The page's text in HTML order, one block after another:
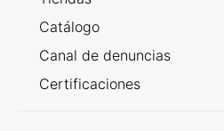
Catálogo
Canal de denuncias
Certificaciones